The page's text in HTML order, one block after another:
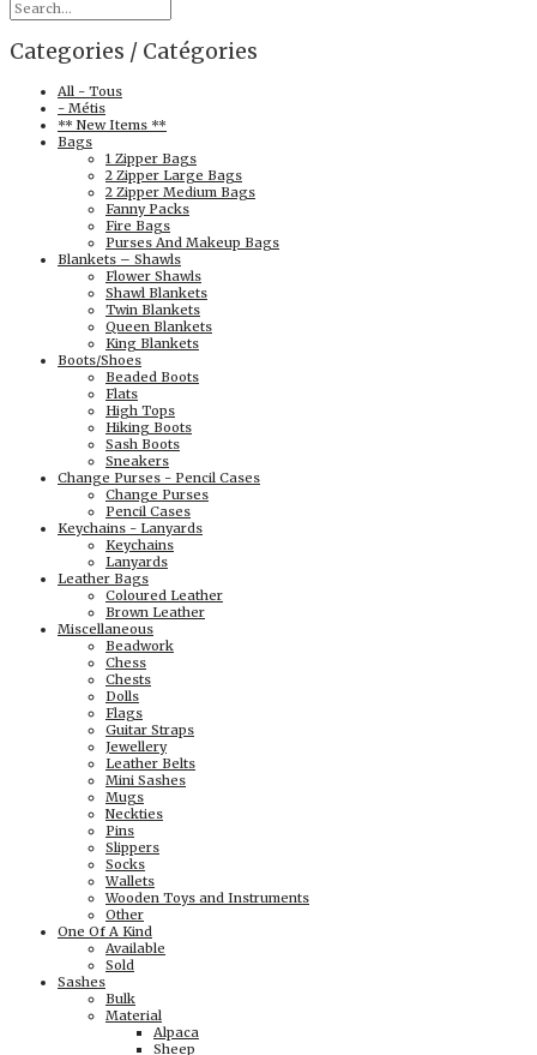
Categories / Catégories
All - Tous
- Métis
** New Items **
Bags
1 Zipper Bags
2 Zipper Large Bags
2 Zipper Medium Bags
Fanny Packs
Fire Bags
Purses And Makeup Bags
Blankets – Shawls
Flower Shawls
Shawl Blankets
Twin Blankets
Queen Blankets
King Blankets
Boots/Shoes
Beaded Boots
Flats
High Tops
Hiking Boots
Sash Boots
Sneakers
Change Purses - Pencil Cases
Change Purses
Pencil Cases
Keychains - Lanyards
Keychains
Lanyards
Leather Bags
Coloured Leather
Brown Leather
Miscellaneous
Beadwork
Chess
Chests
Dolls
Flags
Guitar Straps
Jewellery
Leather Belts
Mini Sashes
Mugs
Neckties
Pins
Slippers
Socks
Wallets
Wooden Toys and Instruments
Other
One Of A Kind
Available
Sold
Sashes
Bulk
Material
Alpaca
Sheep